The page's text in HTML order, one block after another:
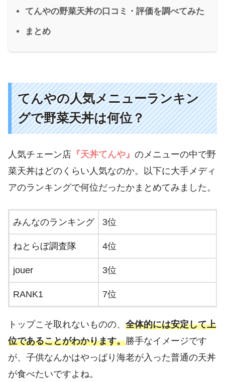
てんやの野菜天丼の口コミ・評価を調べてみた
まとめ
てんやの人気メニューランキン
グで野菜天丼は何位？
人気チェーン店 『天丼てんや』 のメニューの中で野
菜天丼はどのくらい人気なのか。以下に大手メディ
アのランキングで何位だったかまとめてみました。
みんなのランキング 3位
ねとらぼ調査隊 4位
jouer 3位
RANK1 7位
トップこそ取れないものの、 全体的には安定して上
位であることがわかります。勝手なイメージです
が、子供なんかはやっぱり海老が入った普通の天丼
が食べたいですよね。